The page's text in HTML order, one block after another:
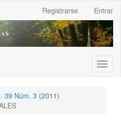
Registrarse Entrar
39 Núm. 3 (2011)